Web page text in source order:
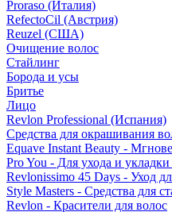
Proraso (Италия)
RefectoCil (Австрия)
Reuzel (США)
Очищение волос
Стайлинг
Борода и усы
Бритье
Лицо
Revlon Professional (Испания)
Средства для окрашивания
Equave Instant Beauty -
Pro You - Для ухода и укладки
Revlonissimo 45 Days - Уход
Style Masters - Средства для
Revlon - Красители для волос